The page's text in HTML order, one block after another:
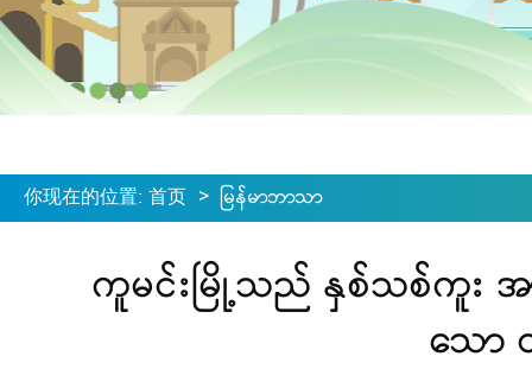
你现在的位置: 首页 > မြန်မာဘာသာ
ကူမင်းမြို့သည် နှစ်သစ်ကူး အ
သော